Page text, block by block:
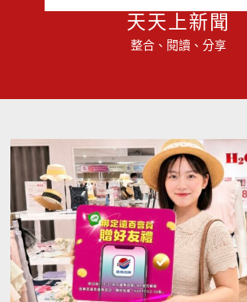
天天上新聞
整合、閱讀、分享